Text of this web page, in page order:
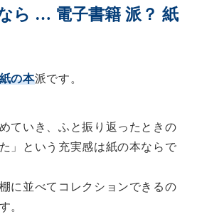
ら … 電子書籍 派？ 紙
紙の本派です。
ていき、ふと振り返ったときの
」という充実感は紙の本ならで
に並べてコレクションできるの
。